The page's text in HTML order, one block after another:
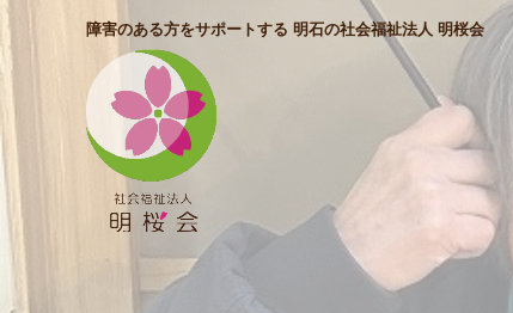
障害のある方をサポートする 明石の社会福祉法人 明桜会